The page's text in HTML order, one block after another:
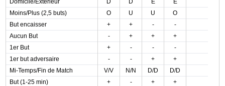
Domicile/Extérieur D D E
E
Moins/Plus (2,5 buts)
O U U
O
But encaisser
+ + -
-
Aucun But
- + +
+
1er But
+ - -
-
1er but adversaire
- - +
+
Mi-Temps/Fin de Match
V/V N/N D/D
D/D
But (1-25 min)
+ - + +